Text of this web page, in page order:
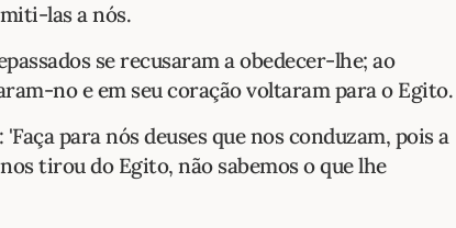
las a nós.
se recusaram a obedecer-lhe; ao
no e em seu coração voltaram para o Egito.
para nós deuses que nos conduzam, pois a
tirou do Egito, não sabemos o que lhe